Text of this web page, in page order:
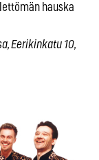
hauska
Eerikinkatu 10,